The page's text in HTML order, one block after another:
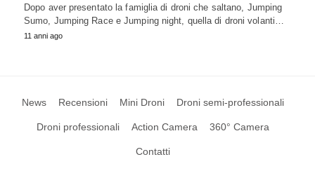
Dopo aver presentato la famiglia di droni che saltano, Jumping
Sumo, Jumping Race e Jumping night, quella di droni volanti…
11 anni ago
News Recensioni Mini Droni Droni semi-professionali
Droni professionali Action Camera 360° Camera
Contatti